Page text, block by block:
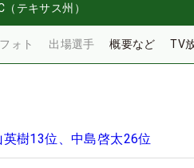
テキサス州）
ォト 出場選手 概要など TV
樹13位、中島啓太26位